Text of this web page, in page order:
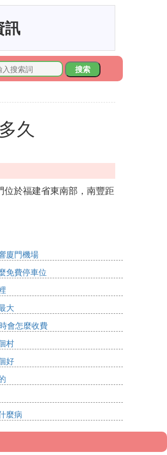
訊
搜索
久
於福建省東南部，南豐距
廈門機場
免費停車位
大
會怎麼收費
村
好
麼病